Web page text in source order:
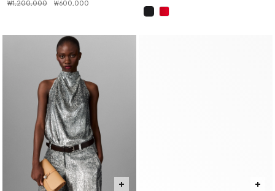
인하 전 가격:
₩1,200,000인하된 가격:
₩600,000